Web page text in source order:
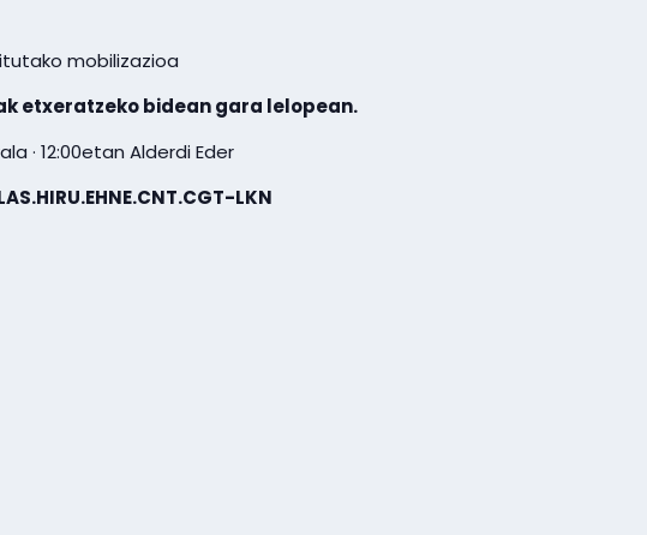
mobilizazioa
etxeratzeko bidean gara lelopean.
· 12:00etan Alderdi Eder
LKN